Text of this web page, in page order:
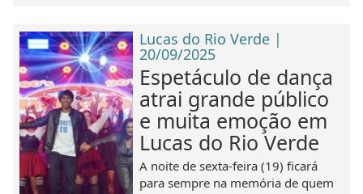
Lucas do Rio Verde |
20/09/2025
Espetáculo de dança
atrai grande público
e muita emoção em
Lucas do Rio Verde
A noite de sexta-feira (19) ficará
para sempre na memória de quem